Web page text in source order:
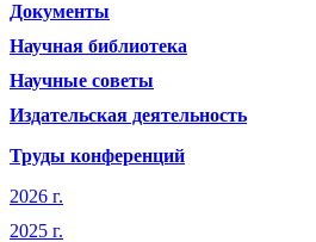
Документы
Научная библиотека
Научные советы
Издательская деятельность
Труды конференций
2026 г.
2025 г.